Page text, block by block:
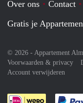
Over ons Contact
Gratis je
© 2026 - Appartement
Voorwaarden & privacy
Account verwijderen